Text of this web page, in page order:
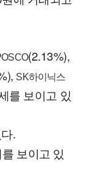
(2.13%),
SK하이닉스
를 보이고 있
.
보이고 있